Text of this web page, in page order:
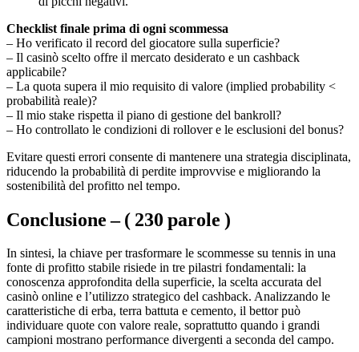
Checklist finale prima di ogni scommessa
– Ho verificato il record del giocatore sulla superficie?
– Il casinò scelto offre il mercato desiderato e un cashback
applicabile?
– La quota supera il mio requisito di valore (implied probability <
probabilità reale)?
– Il mio stake rispetta il piano di gestione del bankroll?
– Ho controllato le condizioni di rollover e le esclusioni del bonus?
Evitare questi errori consente di mantenere una strategia disciplinata,
riducendo la probabilità di perdite improvvise e migliorando la
sostenibilità del profitto nel tempo.
Conclusione – ( 230 parole )
In sintesi, la chiave per trasformare le scommesse su tennis in una
fonte di profitto stabile risiede in tre pilastri fondamentali: la
conoscenza approfondita della superficie, la scelta accurata del
casinò online e l’utilizzo strategico del cashback. Analizzando le
caratteristiche di erba, terra battuta e cemento, il bettor può
individuare quote con valore reale, soprattutto quando i grandi
campioni mostrano performance divergenti a seconda del campo.